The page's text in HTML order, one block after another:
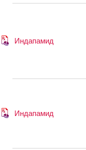
Индапамид
Индапамид